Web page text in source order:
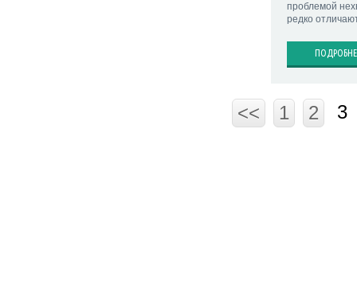
проблемой
редко
<< 1 2 3